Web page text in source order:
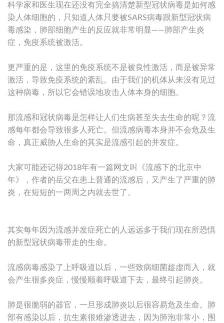
科学家和医生现在还没有完全搞清楚新型冠状病毒是如何感
染人体细胞的，只知道人体只要被SARS病毒跟新型冠状病
毒感染，肺部细胞产生的反应就非常明显——肺部产生炎
症，免疫系统被激活。
更严重的是，这里的免疫系统不是被良性激活，而是被异常
激活，导致免疫系统的紊乱。由于我们的机体从来没有见过
这种病毒，所以它会错误地攻击人体本身的细胞。
那流感和冠状病毒是怎样让人们生病甚至失去生命的呢？流
感每年都会导致很多人死亡。但流感病毒本身并不会危及生
命，真正威胁人生命的其实是流感引起的并发症。
大家可能还记得2018年有一篇网文叫《流感下的北京中
年》，作者的岳父在患上普通的流感后，又产生了严重的肺
炎，在短短的一两周之内就去世了。
其实每年因为流感并发症死亡的人远远多于我们现在所恐惧
的新型冠状病毒带走的生命。
流感病毒感染了上呼吸道以后，一些致病细菌趁虚而入，就
会产生很多炎症，慢慢顺着呼吸道下去，最终引起肺炎。
肺是很脆弱的器官，一旦形成肺炎以后很容易危及生命。肺
部有感染以后，抗生素很难渗透进去，因为肺泡非常小，围